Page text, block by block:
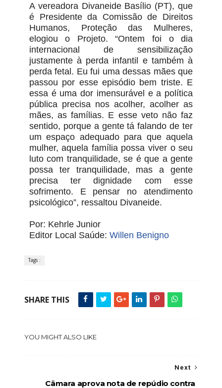
A vereadora Divaneide Basílio (PT), que
é Presidente da Comissão de Direitos
Humanos, Proteção das Mulheres,
elogiou o Projeto. “Ontem foi o dia
internacional de sensibilização
justamente à perda infantil e também à
perda fetal. Eu fui uma dessas mães que
passou por esse episódio bem triste. E
essa é uma dor imensurável e a política
pública precisa nos acolher, acolher as
mães, as famílias. E esse veto não faz
sentido, porque a gente tá falando de ter
um espaço adequado para que aquela
mulher, aquela família possa viver o seu
luto com tranquilidade, se é que a gente
possa ter tranquilidade, mas a gente
precisa ter dignidade com esse
sofrimento. E pensar no atendimento
psicológico”, ressaltou Divaneide.
Por: Kehrle Junior
Editor Local Saúde: Willen Benigno
Tags :
SHARE THIS
YOU MIGHT ALSO LIKE
Next
Câmara aprova nota de repúdio contra